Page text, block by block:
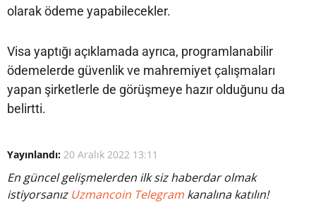
olarak ödeme yapabilecekler.
Visa yaptığı açıklamada ayrıca, programlanabilir
ödemelerde güvenlik ve mahremiyet çalışmaları
yapan şirketlerle de görüşmeye hazır olduğunu da
belirtti.
Yayınlandı: 20 Aralık 2022 13:11
En güncel gelişmelerden ilk siz haberdar olmak
istiyorsanız Uzmancoin Telegram kanalına katılın!